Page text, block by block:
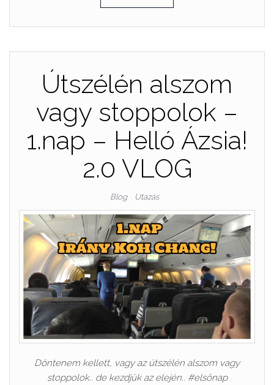
Útszélén alszom
vagy stoppolok –
1.nap – Helló Ázsia!
2.0 VLOG
Blog Utazás
Döntenem kellett, vagy az útszélén alszom vagy
stoppolok.. de kezdjük az elején.. #elsőnap